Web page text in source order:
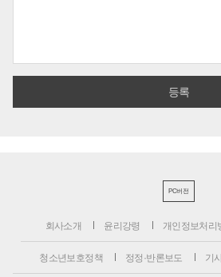
PC버전
회사소개 윤리강령 개인정보처리
청소년보호정책 정정·반론보도 기